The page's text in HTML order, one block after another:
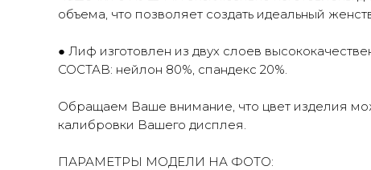
объема, что позволяет создать идеальный
● Лиф изготовлен из двух слоев
СОСТАВ: нейлон 80%, спандекс 20%.
Обращаем Ваше внимание, что цвет изделия
калибровки Вашего дисплея.
ПАРАМЕТРЫ МОДЕЛИ НА ФОТО: